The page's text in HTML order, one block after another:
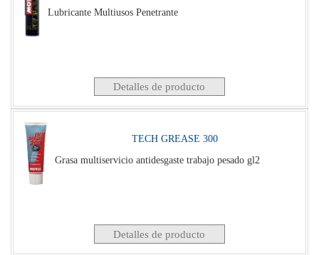
Lubricante Multiusos Penetrante
Detalles de producto
TECH GREASE 300
Grasa multiservicio antidesgaste trabajo pesado gl2
Detalles de producto